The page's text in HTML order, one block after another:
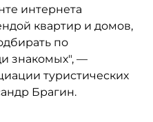
интернета
квартир и домов,
по
знакомых", —
туристических
Брагин.